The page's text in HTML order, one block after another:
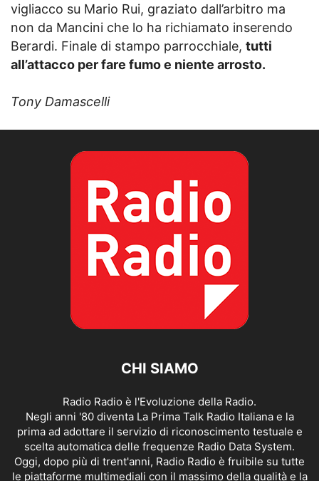
vigliacco su Mario Rui, graziato dall’arbitro ma
non da Mancini che lo ha richiamato inserendo
Berardi. Finale di stampo parrocchiale, tutti
all’attacco per fare fumo e niente arrosto.
Tony Damascelli
CHI SIAMO
Radio Radio è l'Evoluzione della Radio.
Negli anni '80 diventa La Prima Talk Radio Italiana e la
prima ad adottare il servizio di riconoscimento testuale e
scelta automatica delle frequenze Radio Data System.
Oggi, dopo più di trent'anni, Radio Radio è fruibile su tutte
le piattaforme multimediali con il massimo della qualità e la